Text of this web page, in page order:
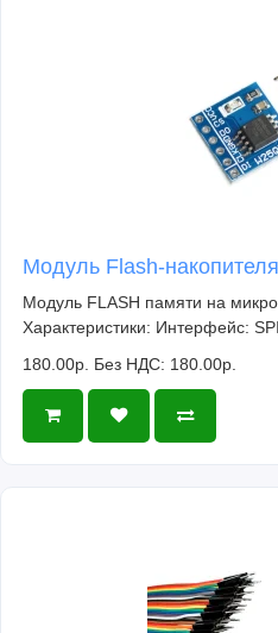
Модуль Flash-
Модуль FLASH памяти на
Характеристики: Интерфейс:
180.00р. Без НДС: 180.00р.